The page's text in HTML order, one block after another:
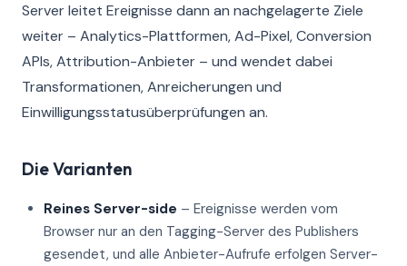
Server leitet Ereignisse dann an nachgelagerte Ziele
weiter – Analytics-Plattformen, Ad-Pixel, Conversion
APIs, Attribution-Anbieter – und wendet dabei
Transformationen, Anreicherungen und
Einwilligungsstatusüberprüfungen an.
Die Varianten
Reines Server-side – Ereignisse werden vom
Browser nur an den Tagging-Server des Publishers
gesendet, und alle Anbieter-Aufrufe erfolgen Server-